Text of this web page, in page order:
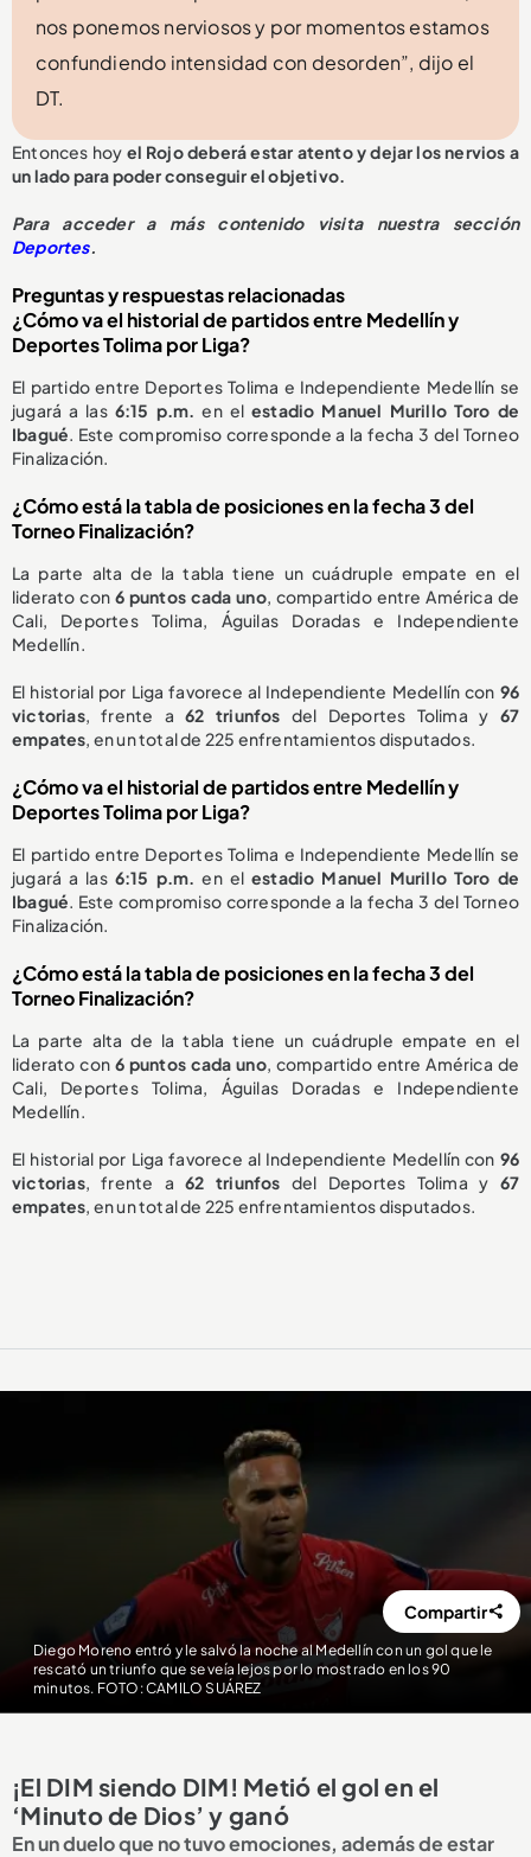
nos ponemos nerviosos y por momentos estamos
confundiendo intensidad con desorden”, dijo el
DT.
Entonces hoy el Rojo deberá estar atento y dejar los nervios a
un lado para poder conseguir el objetivo.
Para acceder a más contenido visita nuestra sección
Deportes.
Preguntas y respuestas relacionadas
¿Cómo va el historial de partidos entre Medellín y
Deportes Tolima por Liga?
El partido entre Deportes Tolima e Independiente Medellín se
jugará a las 6:15 p.m. en elestadio Manuel Murillo Toro de
Ibagué. Este compromiso corresponde a la fecha 3 del Torneo
Finalización.
¿Cómo está la tabla de posiciones en la fecha 3 del
Torneo Finalización?
La parte alta de la tabla tiene un cuádruple empate en el
liderato con 6 puntos cada uno, compartido entre América de
Cali, Deportes Tolima, Águilas Doradas e Independiente
Medellín.
El historial por Liga favorece al Independiente Medellín con 96
victorias, frente a62 triunfos del Deportes Tolima y 67
empates, en un total de 225 enfrentamientos disputados.
¿Cómo va el historial de partidos entre Medellín y
Deportes Tolima por Liga?
El partido entre Deportes Tolima e Independiente Medellín se
jugará a las 6:15 p.m. en elestadio Manuel Murillo Toro de
Ibagué. Este compromiso corresponde a la fecha 3 del Torneo
Finalización.
¿Cómo está la tabla de posiciones en la fecha 3 del
Torneo Finalización?
La parte alta de la tabla tiene un cuádruple empate en el
liderato con 6 puntos cada uno, compartido entre América de
Cali, Deportes Tolima, Águilas Doradas e Independiente
Medellín.
El historial por Liga favorece al Independiente Medellín con 96
victorias, frente a62 triunfos del Deportes Tolima y 67
empates, en un total de 225 enfrentamientos disputados.
Diego Moreno entró y le salvó la noche al Medellín con un gol que le
rescató un triunfo que se veía lejos por lo mostrado en los 90
minutos. FOTO: CAMILO SUÁREZ
Compartir
¡El DIM siendo DIM! Metió el gol en el
‘Minuto de Dios’ y ganó
En un duelo que no tuvo emociones, además de estar